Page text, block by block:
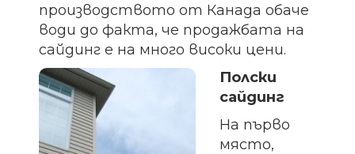
производството от Канада обаче
води до факта, че продажбата на
сайдинг е на много високи цени.
Полски
сайдинг
На първо
място,